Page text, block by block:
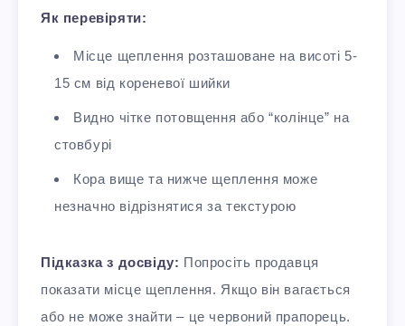
Як перевіряти:
Місце щеплення розташоване на висоті 5-
15 см від кореневої шийки​
Видно чітке потовщення або “колінце” на
стовбурі
Кора вище та нижче щеплення може
незначно відрізнятися за текстурою
Підказка з досвіду: Попросіть продавця
показати місце щеплення. Якщо він вагається
або не може знайти – це червоний прапорець.